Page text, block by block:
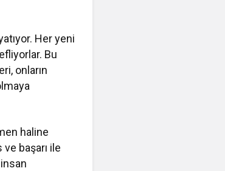
Her yeni
Bu
onların
haline
başarı ile